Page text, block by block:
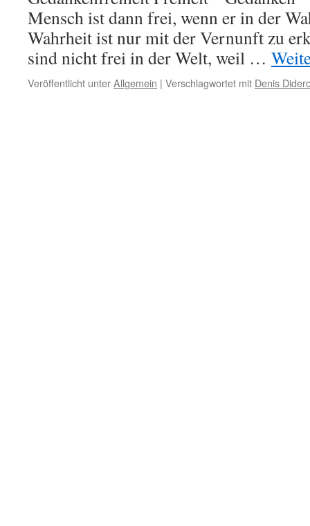
Mensch ist dann frei, wenn er in der
Wahrheit ist nur mit der Vernunft zu
sind nicht frei in der Welt, weil …
Veröffentlicht unterAllgemein | Verschlagwortet mit Denis